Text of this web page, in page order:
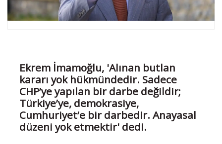
Ekrem İmamoğlu, 'Alınan butlan
kararı yok hükmündedir. Sadece
CHP’ye yapılan bir darbe değildir;
Türkiye’ye, demokrasiye,
Cumhuriyet’e bir darbedir. Anayasal
düzeni yok etmektir' dedi.